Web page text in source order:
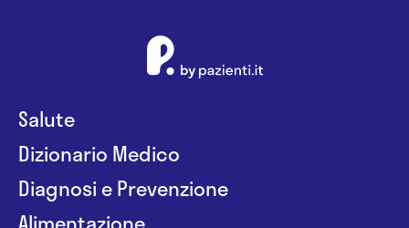
Salute
Dizionario Medico
Diagnosi e Prevenzione